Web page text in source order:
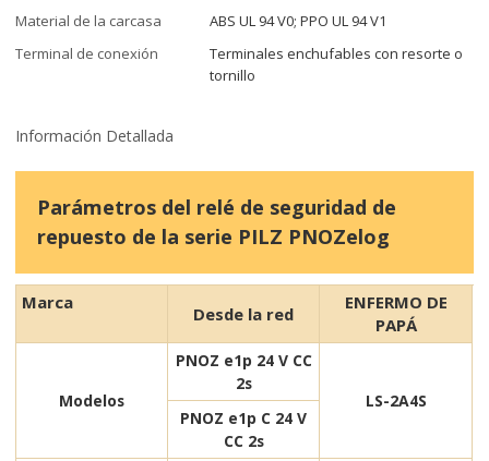
Material de la carcasa
ABS UL 94 V0; PPO UL 94 V1
Terminal de conexión
Terminales enchufables con resorte o
tornillo
Información Detallada
Parámetros del relé de seguridad de
repuesto de la serie PILZ PNOZelog
Marca
Desde la red
ENFERMO DE
PAPÁ
Modelos
PNOZ e1p 24 V CC
2s
LS-2A4S
PNOZ e1p C 24 V
CC 2s